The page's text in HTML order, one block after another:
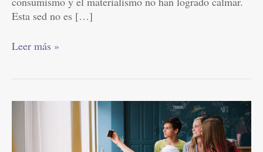
Esta sed no es […]
Leer más »